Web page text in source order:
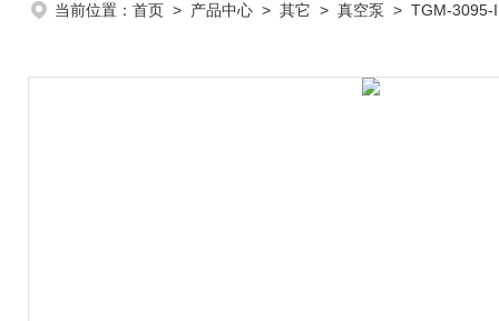
当前位置： 首页 > 产品中心 > 其它 > 真空泵 > TGM-3095-